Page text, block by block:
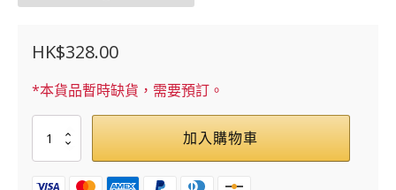
HK$328.00
*本貨品暫時缺貨，需要預訂。
MTP-
1374D-
2A
數
加入購物車